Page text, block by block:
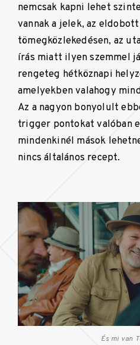
nemcsak kapni lehet
vannak a jelek, az
tömegközlekedésen, az
írás miatt ilyen szemmel
rengeteg hétköznapi
amelyekben valahogy
Az a nagyon bonyolult
trigger pontokat valóban
mindenkinél mások
nincs általános recept.
És mi van